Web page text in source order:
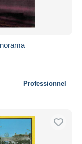
Professionnel